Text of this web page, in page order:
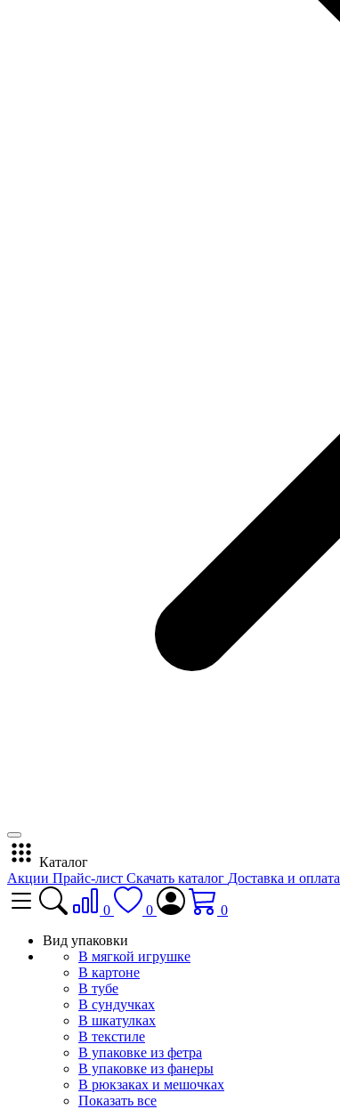
Каталог
Акции Прайс-лист Скачать каталог Доставка и оплата
0 0
0
Вид упаковки
В мягкой игрушке
В картоне
В тубе
В сундучках
В шкатулках
В текстиле
В упаковке из фетра
В упаковке из фанеры
В рюкзаках и мешочках
Показать все